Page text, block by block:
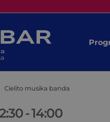
Cielito musika banda
-14:00